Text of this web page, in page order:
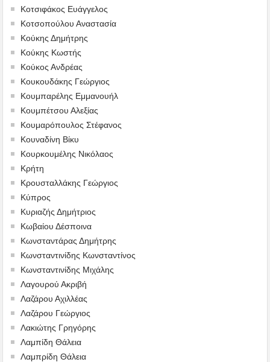
Κοτσιφάκος Ευάγγελος
Κοτσοπούλου Αναστασία
Κούκης Δημήτρης
Κούκης Κωστής
Κούκος Ανδρέας
Κουκουδάκης Γεώργιος
Κουμπαρέλης Εμμανουήλ
Κουμπέτσου Αλεξίας
Κουμαρόπουλος Στέφανος
Κουναδίνη Βίκυ
Κουρκουμέλης Νικόλαος
Κρήτη
Κρουσταλλάκης Γεώργιος
Κύπρος
Κυριαζής Δημήτριος
Κωβαίου Δέσποινα
Κωνσταντάρας Δημήτρης
Κωνσταντινίδης Κωνσταντίνος
Κωνσταντινίδης Μιχάλης
Λαγουρού Ακριβή
Λαζάρου Αχιλλέας
Λαζάρου Γεώργιος
Λακιώτης Γρηγόρης
Λαμπίδη Θάλεια
Λαμπρίδη Θάλεια